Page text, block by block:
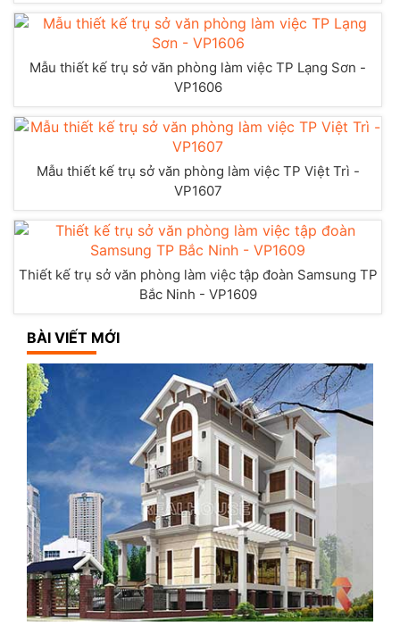
Mẫu thiết kế trụ sở văn phòng làm việc TP Lạng Sơn -
VP1606
Mẫu thiết kế trụ sở văn phòng làm việc TP Việt Trì -
VP1607
Thiết kế trụ sở văn phòng làm việc tập đoàn Samsung TP
Bắc Ninh - VP1609
BÀI VIẾT MỚI